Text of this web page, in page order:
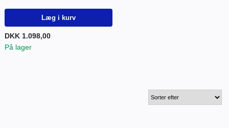
Læg i kurv
DKK 1.098,00
På lager